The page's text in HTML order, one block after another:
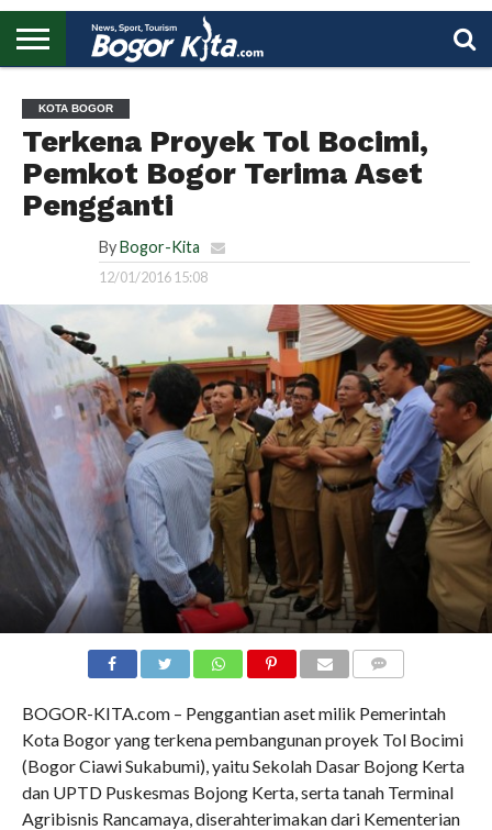
UTAMA
KOTA BOGOR
Terkena Proyek Tol Bocimi,
Pemkot Bogor Terima Aset
Pengganti
By Bogor-Kita
12/01/2016 15:08
BOGOR-KITA.com – Penggantian aset milik Pemerintah
Kota Bogor yang terkena pembangunan proyek Tol Bocimi
(Bogor Ciawi Sukabumi), yaitu Sekolah Dasar Bojong Kerta
dan UPTD Puskesmas Bojong Kerta, serta tanah Terminal
Agribisnis Rancamaya, diserahterimakan dari Kementerian